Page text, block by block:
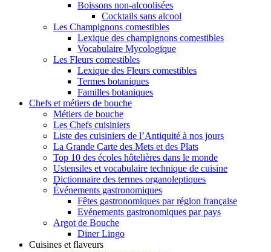
Boissons non-alcoolisées
Cocktails sans alcool
Les Champignons comestibles
Lexique des champignons comestibles
Vocabulaire Mycologique
Les Fleurs comestibles
Lexique des Fleurs comestibles
Termes botaniques
Familles botaniques
Chefs et métiers de bouche
Métiers de bouche
Les Chefs cuisiniers
Liste des cuisiniers de l’Antiquité à nos jours
La Grande Carte des Mets et des Plats
Top 10 des écoles hôtelières dans le monde
Ustensiles et vocabulaire technique de cuisine
Dictionnaire des termes organoleptiques
Événements gastronomiques
Fêtes gastronomiques par région française
Evénements gastronomiques par pays
Argot de Bouche
Diner Lingo
Cuisines et flaveurs